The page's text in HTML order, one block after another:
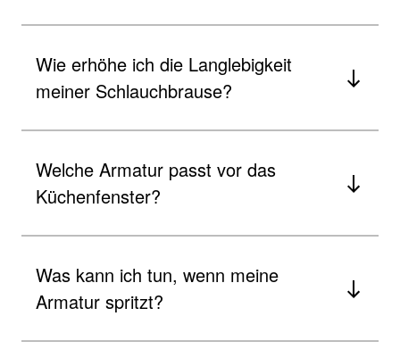
Wie erhöhe ich die Langlebigkeit
meiner Schlauchbrause?
Welche Armatur passt vor das
Küchenfenster?
Was kann ich tun, wenn meine
Armatur spritzt?